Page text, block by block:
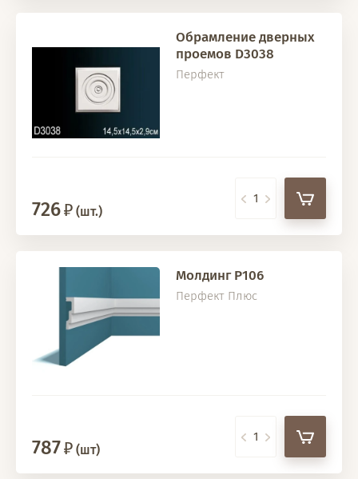
Обрамление дверных
проемов D3038
Перфект
726 (шт.)
Молдинг P106
Перфект Плюс
787 (шт)